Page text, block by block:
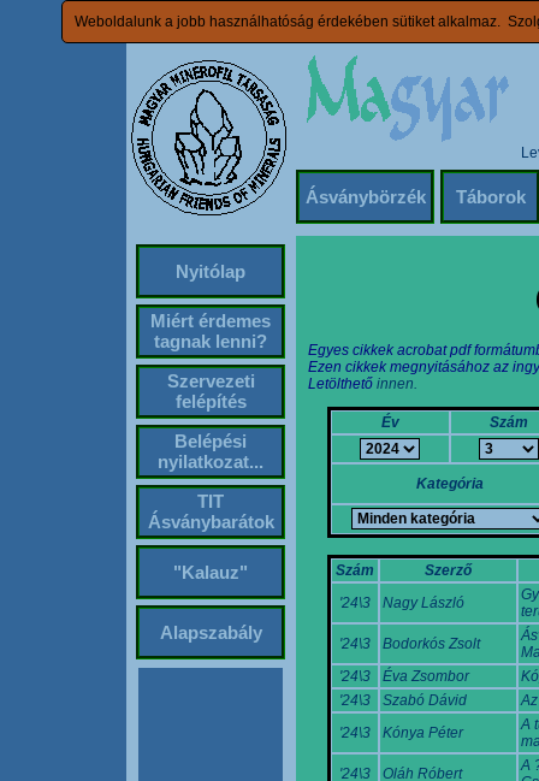
Weboldalunk a jobb használhatóság érdekében sütiket alkalmaz.
Ásványbörzék Táborok
Nyitólap
Miért érdemes
tagnak lenni?
Szervezeti
felépítés
Belépési
nyilatkozat...
TIT
Ásványbarátok
"Kalauz"
Alapszabály
Egyes cikkek acrobat pdf
Ezen cikkek megnyitásához az
Letölthető innen.
Év Szám
Kategória
Szám
Szerző
'24\3
Nagy László
'24\3
Bodorkós Zsolt
'24\3
Éva Zsombor
'24\3
Szabó Dávid
'24\3
Kónya Péter
A
'24\3
Oláh Róbert
A